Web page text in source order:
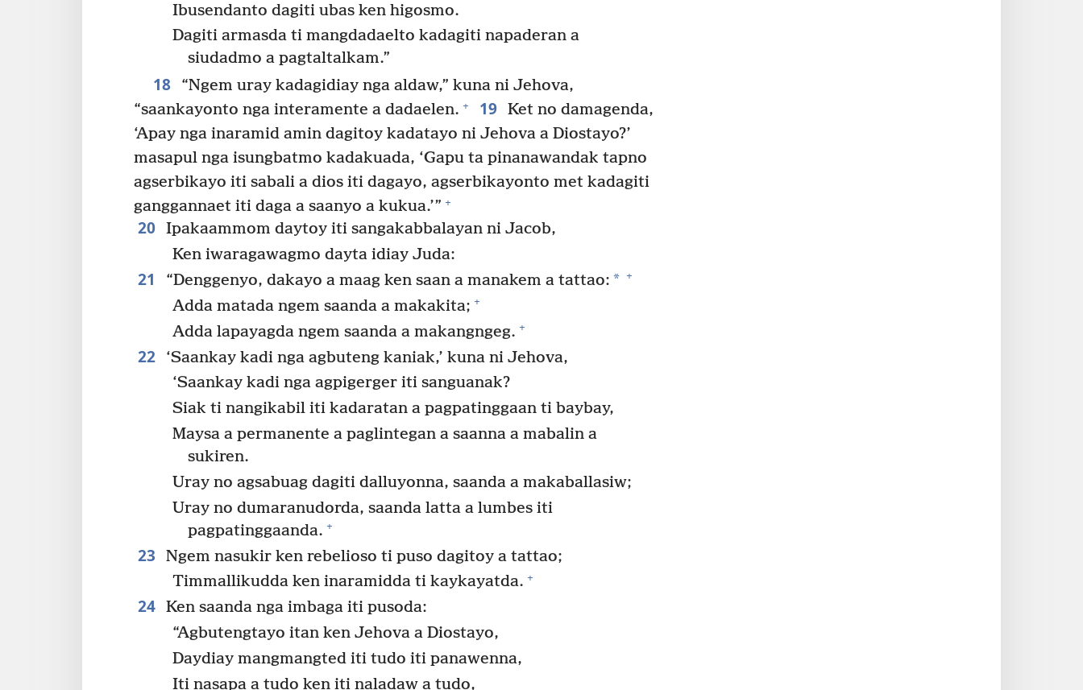
Ibusendanto dagiti ubas ken higosmo.
Dagiti armasda ti mangdadaelto kadagiti napaderan a
siudadmo a pagtaltalkam.”
18
“Ngem uray kadagidiay nga aldaw,” kuna ni Jehova,
“saankayonto nga interamente a dadaelen. + 19 Ket no damagenda,
‘Apay nga inaramid amin dagitoy kadatayo ni Jehova a Diostayo?’
masapul nga isungbatmo kadakuada, ‘Gapu ta pinanawandak tapno
agserbikayo iti sabali a dios iti dagayo, agserbikayonto met kadagiti
ganggannaet iti daga a saanyo a kukua.’” +
20 Ipakaammom daytoy iti sangakabbalayan ni Jacob,
Ken iwaragawagmo dayta idiay Juda:
21 “Denggenyo, dakayo a maag ken saan a manakem a tattao: * +
Adda matada ngem saanda a makakita; +
Adda lapayagda ngem saanda a makangngeg. +
22
‘Saankay kadi nga agbuteng kaniak,’ kuna ni Jehova,
‘Saankay kadi nga agpigerger iti sanguanak?
Siak ti nangikabil iti kadaratan a pagpatinggaan ti baybay,
Maysa a permanente a paglintegan a saanna a mabalin a
sukiren.
Uray no agsabuag dagiti dalluyonna, saanda a makaballasiw;
Uray no dumaranudorda, saanda latta a lumbes iti
pagpatinggaanda. +
23
Ngem nasukir ken rebelioso ti puso dagitoy a tattao;
Timmallikudda ken inaramidda ti kaykayatda. +
24 Ken saanda nga imbaga iti pusoda:
“Agbutengtayo itan ken Jehova a Diostayo,
Daydiay mangmangted iti tudo iti panawenna,
Iti nasapa a tudo ken iti naladaw a tudo,